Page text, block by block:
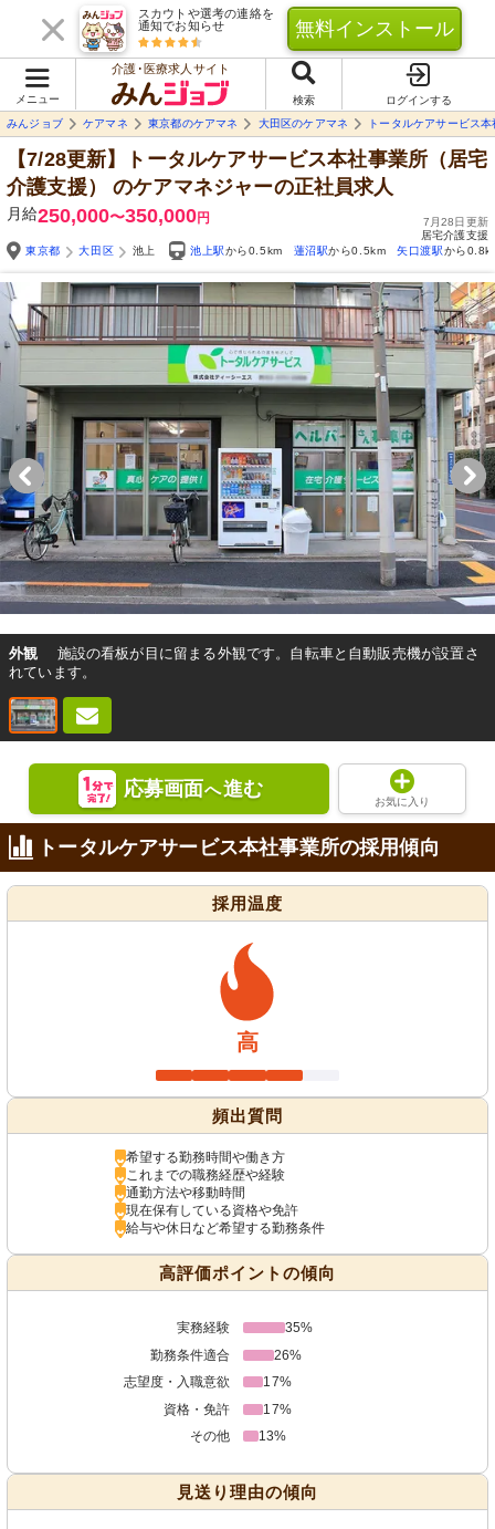
スカウトや選考の連絡を
通知でお知らせ
無料インストール
メニュー
介護･医療求人サイト
検索
ログインする
みんジョブ
ケアマネ 東京都のケアマネ 大田区のケアマネ トータルケアサービス
【7/28更新】トータルケアサービス本社事業所（居宅
介護支援）
のケアマネジャーの正社員求人
月給250,000〜350,000円
7月28日更新
居宅介護支援
東京都
大田区 池上 池上駅から0.5km 蓮沼駅から0.5km 矢口渡駅から
外観
施設の看板が目に留まる外観です。自転車と自動販売機が設置さ
れています。
応募画面へ進む
お気に入り
トータルケアサービス本社事業所の採用傾向
採用温度
高
頻出質問
希望する勤務時間や働き方
これまでの職務経歴や経験
通勤方法や移動時間
現在保有している資格や免許
給与や休日など希望する勤務条件
高評価ポイントの傾向
実務経験
35%
勤務条件適合
26%
志望度・入職意欲
17%
資格・免許
17%
その他
13%
見送り理由の傾向